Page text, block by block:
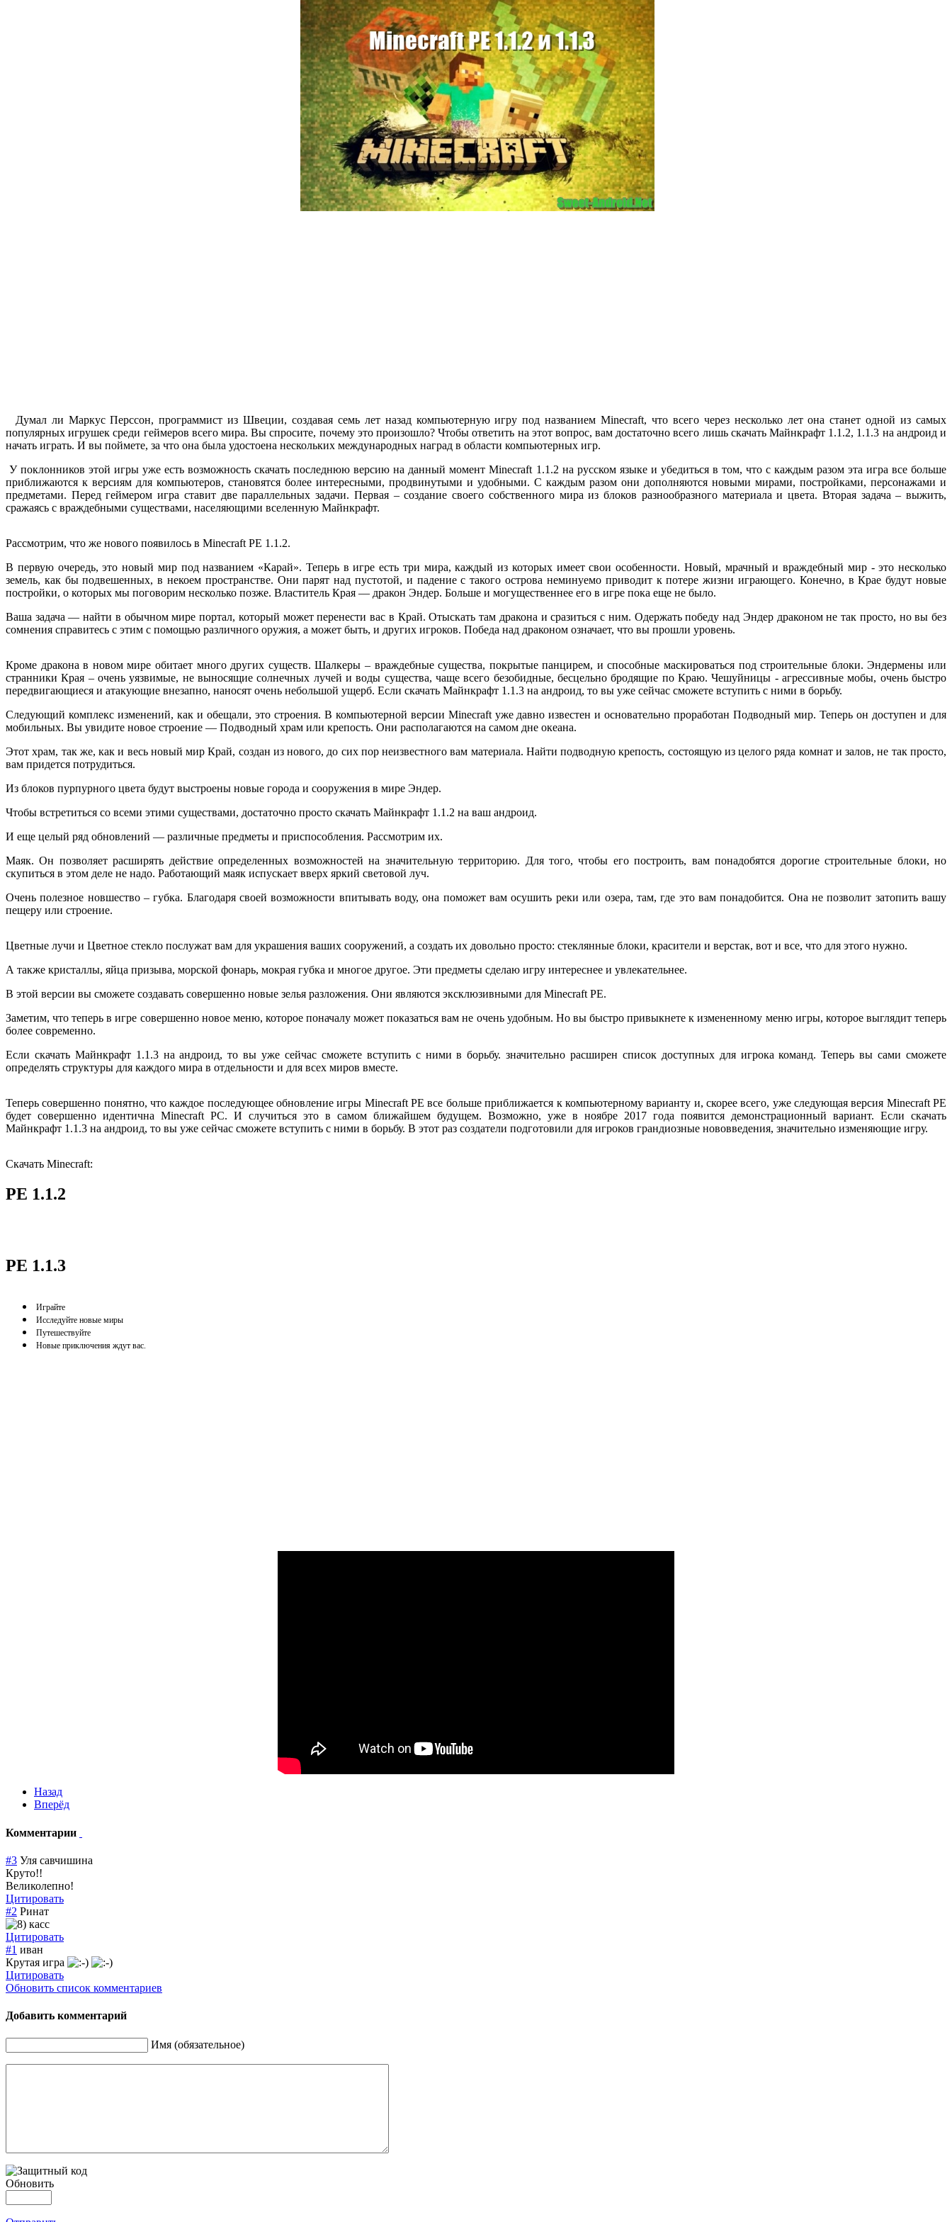
Думал ли Маркус Перссон, программист из Швеции, создавая семь лет назад компьютерную игру под названием Minecraft, что всего через несколько лет она станет одной из самых
популярных игрушек среди геймеров всего мира. Вы спросите, почему это произошло? Чтобы ответить на этот вопрос, вам достаточно всего лишь скачать Майнкрафт 1.1.2, 1.1.3 на андроид и
начать играть. И вы поймете, за что она была удостоена нескольких международных наград в области компьютерных игр.
У поклонников этой игры уже есть возможность скачать последнюю версию на данный момент Minecraft 1.1.2 на русском языке и убедиться в том, что с каждым разом эта игра все больше
приближаются к версиям для компьютеров, становятся более интересными, продвинутыми и удобными. С каждым разом они дополняются новыми мирами, постройками, персонажами и
предметами. Перед геймером игра ставит две параллельных задачи. Первая – создание своего собственного мира из блоков разнообразного материала и цвета. Вторая задача – выжить,
сражаясь с враждебными существами, населяющими вселенную Майнкрафт.
Рассмотрим, что же нового появилось в Minecraft РЕ 1.1.2.
В первую очередь, это новый мир под названием «Карай». Теперь в игре есть три мира, каждый из которых имеет свои особенности. Новый, мрачный и враждебный мир - это несколько
земель, как бы подвешенных, в некоем пространстве. Они парят над пустотой, и падение с такого острова неминуемо приводит к потере жизни играющего. Конечно, в Крае будут новые
постройки, о которых мы поговорим несколько позже. Властитель Края — дракон Эндер. Больше и могущественнее его в игре пока еще не было.
Ваша задача — найти в обычном мире портал, который может перенести вас в Край. Отыскать там дракона и сразиться с ним. Одержать победу над Эндер драконом не так просто, но вы без
сомнения справитесь с этим с помощью различного оружия, а может быть, и других игроков. Победа над драконом означает, что вы прошли уровень.
Кроме дракона в новом мире обитает много других существ. Шалкеры – враждебные существа, покрытые панцирем, и способные маскироваться под строительные блоки. Эндермены или
странники Края – очень уязвимые, не выносящие солнечных лучей и воды существа, чаще всего безобидные, бесцельно бродящие по Краю. Чешуйницы - агрессивные мобы, очень быстро
передвигающиеся и атакующие внезапно, наносят очень небольшой ущерб. Если скачать Майнкрафт 1.1.3 на андроид, то вы уже сейчас сможете вступить с ними в борьбу.
Следующий комплекс изменений, как и обещали, это строения. В компьютерной версии Minecraft уже давно известен и основательно проработан Подводный мир. Теперь он доступен и для
мобильных. Вы увидите новое строение — Подводный храм или крепость. Они располагаются на самом дне океана.
Этот храм, так же, как и весь новый мир Край, создан из нового, до сих пор неизвестного вам материала. Найти подводную крепость, состоящую из целого ряда комнат и залов, не так просто,
вам придется потрудиться.
Из блоков пурпурного цвета будут выстроены новые города и сооружения в мире Эндер.
Чтобы встретиться со всеми этими существами, достаточно просто скачать Майнкрафт 1.1.2 на ваш андроид.
И еще целый ряд обновлений — различные предметы и приспособления. Рассмотрим их.
Маяк. Он позволяет расширять действие определенных возможностей на значительную территорию. Для того, чтобы его построить, вам понадобятся дорогие строительные блоки, но
скупиться в этом деле не надо. Работающий маяк испускает вверх яркий световой луч.
Очень полезное новшество – губка. Благодаря своей возможности впитывать воду, она поможет вам осушить реки или озера, там, где это вам понадобится. Она не позволит затопить вашу
пещеру или строение.
Цветные лучи и Цветное стекло послужат вам для украшения ваших сооружений, а создать их довольно просто: стеклянные блоки, красители и верстак, вот и все, что для этого нужно.
А также кристаллы, яйца призыва, морской фонарь, мокрая губка и многое другое. Эти предметы сделаю игру интереснее и увлекательнее.
В этой версии вы сможете создавать совершенно новые зелья разложения. Они являются эксклюзивными для Minecraft РЕ.
Заметим, что теперь в игре совершенно новое меню, которое поначалу может показаться вам не очень удобным. Но вы быстро привыкнете к измененному меню игры, которое выглядит теперь
более современно.
Если скачать Майнкрафт 1.1.3 на андроид, то вы уже сейчас сможете вступить с ними в борьбу. значительно расширен список доступных для игрока команд. Теперь вы сами сможете
определять структуры для каждого мира в отдельности и для всех миров вместе.
Теперь совершенно понятно, что каждое последующее обновление игры Minecraft РЕ все больше приближается к компьютерному варианту и, скорее всего, уже следующая версия Minecraft РЕ
будет совершенно идентична Minecraft РС. И случиться это в самом ближайшем будущем. Возможно, уже в ноябре 2017 года появится демонстрационный вариант. Если скачать
Майнкрафт 1.1.3 на андроид, то вы уже сейчас сможете вступить с ними в борьбу. В этот раз создатели подготовили для игроков грандиозные нововведения, значительно изменяющие игру.
Скачать Minecraft:
PE 1.1.2
PE 1.1.3
Играйте
Исследуйте новые миры
Путешествуйте
Новые приключения ждут вас.
Назад
Вперёд
Комментарии
#3 Уля савчишина
Круто!!
Великолепно!
Цитировать
#2 Ринат
касс
Цитировать
#1 иван
Крутая игра
Цитировать
Обновить список комментариев
Добавить комментарий
Имя (обязательное)
Обновить